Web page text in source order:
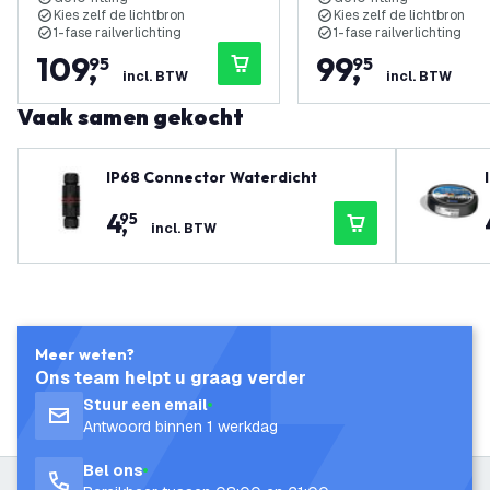
Kies zelf de lichtbron
1-fase railverlichting
109,
95
incl. BTW
Kies zelf de lichtbron
1-fase railverlichting
99,
95
incl. BTW
Vaak samen gekocht
IP68 Connector Waterdicht
4,
95 incl. BTW
Meer weten?
Ons team helpt u graag verder
Stuur een email
Antwoord binnen 1 werkdag
Bel ons